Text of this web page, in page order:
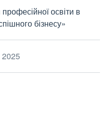
освіти в
бізнесу»
2025